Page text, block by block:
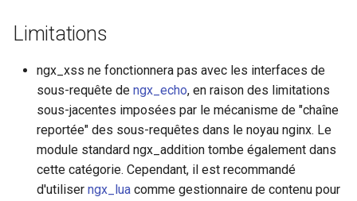
perf
qless-web
qless
Limitations
ngx_xss ne fonctionnera pas avec les interfaces de
sous-requête de ngx_echo, en raison des limitations
sous-jacentes imposées par le mécanisme de "chaîne
reportée" des sous-requêtes dans le noyau nginx. Le
module standard ngx_addition tombe également dans
cette catégorie. Cependant, il est recommandé
d'utiliser ngx_lua comme gestionnaire de contenu pour